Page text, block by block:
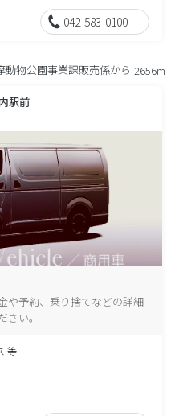
042-583-0100
物公園事業課販売係から 2656m
駅前
や予約、乗り捨てなどの詳細
い。
等